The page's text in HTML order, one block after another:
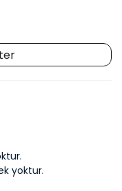
yoktur.